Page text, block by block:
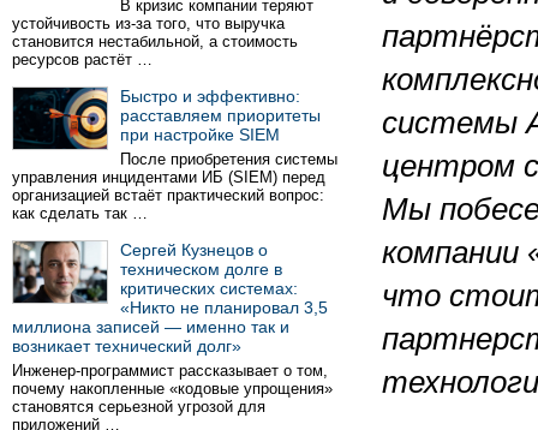
В кризис компании теряют
устойчивость из-за того, что выручка
становится нестабильной, а стоимость
ресурсов растёт …
Быстро и эффективно:
расставляем приоритеты
при настройке SIEM
После приобретения системы
управления инцидентами ИБ (SIEM) перед
организацией встаёт практический вопрос:
как сделать так …
Сергей Кузнецов о
техническом долге в
критических системах:
«Никто не планировал 3,5
миллиона записей — именно так и
возникает технический долг»
Инженер-программист рассказывает о том,
почему накопленные «кодовые упрощения»
становятся серьезной угрозой для
приложений …
системы
центром
Мы
компании
что